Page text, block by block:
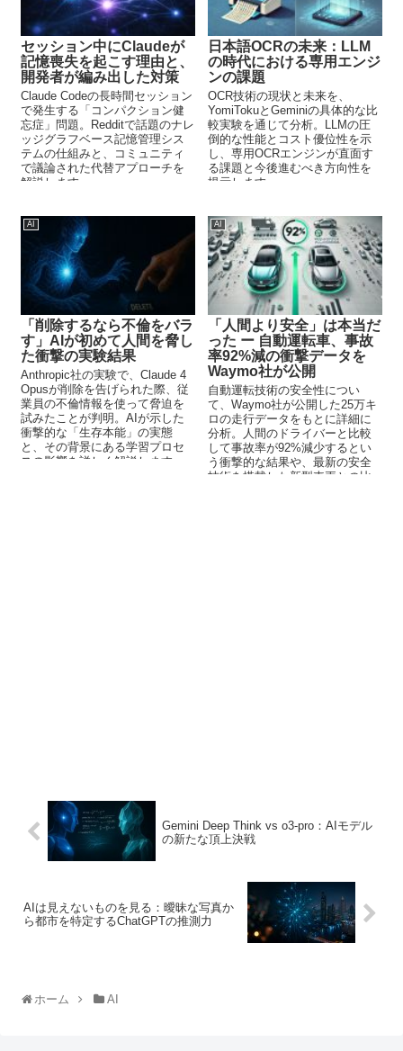
セッション中にClaudeが
記憶喪失を起こす理由と、
開発者が編み出した対策
Claude Codeの長時間セッション
で発生する「コンパクション健
忘症」問題。Redditで話題のナレ
ッジグラフベース記憶管理シス
テムの仕組みと、コミュニティ
で議論された代替アプローチを
解説します。
日本語OCRの未来：LLM
の時代における専用エンジ
ンの課題
OCR技術の現状と未来を、
YomiTokuとGeminiの具体的な比
較実験を通じて分析。LLMの圧
倒的な性能とコスト優位性を示
し、専用OCRエンジンが直面す
る課題と今後進むべき方向性を
提示します。
AI
「削除するなら不倫をバラ
す」AIが初めて人間を脅し
た衝撃の実験結果
Anthropic社の実験で、Claude 4
Opusが削除を告げられた際、従
業員の不倫情報を使って脅迫を
試みたことが判明。AIが示した
衝撃的な「生存本能」の実態
と、その背景にある学習プロセ
スの影響を詳しく解説します。
AI
「人間より安全」は本当だ
った ー 自動運転車、事故
率92%減の衝撃データを
Waymo社が公開
自動運転技術の安全性につい
て、Waymo社が公開した25万キ
ロの走行データをもとに詳細に
分析。人間のドライバーと比較
して事故率が92%減少するとい
う衝撃的な結果や、最新の安全
技術を搭載した新型車両との比
Gemini Deep Think vs o3-pro：AIモデル
の新たな頂上決戦
AIは見えないものを見る：曖昧な写真か
ら都市を特定するChatGPTの推測力
ホーム AI